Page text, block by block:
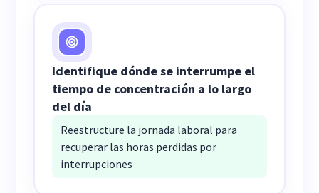
Identifique dónde se interrumpe el
tiempo de concentración a lo largo
del día
Reestructure la jornada laboral para
recuperar las horas perdidas por
interrupciones